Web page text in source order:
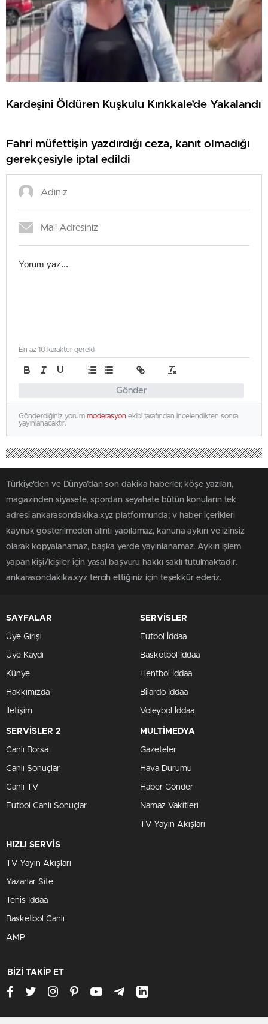
Kardeşini Öldüren Kuşkulu Kırıkkale’de Yakalandı
Fahri müfettişin yazdırdığı ceza, kanıt olmadığı
gerekçesiyle iptal edildi
Gönder
En az 10 karakter gerekli
Gönderdiğiniz yorum moderasyon ekibi tarafından incelendikten sonra
yayınlanacaktır.
Türkiye'den ve Dünya’dan son dakika haberler, köşe yazıları,
magazinden siyasete, spordan seyahate bütün konuların tek
adresi ankarasondakika.xyz platformunda; v haber içerikleri
kaynak gösterilmeden alıntı yapılamaz, kanuna aykırı ve izinsiz
olarak kopyalanamaz, başka yerde yayınlanamaz. Aykırı işlem
yapan kişi/kişiler için yasal başvuru hakkı saklı tutulmaktadır.
ankarasondakika.xyz tercih ettiğiniz için teşekkür ederiz.
SAYFALAR
Üye Girişi
Üye Kaydı
Künye
Hakkımızda
İletişim
SERVİSLER
Futbol İddaa
Basketbol İddaa
Hentbol İddaa
Bilardo İddaa
Voleybol İddaa
SERVİSLER 2
Canlı Borsa
Canlı Sonuçlar
Canlı TV
Futbol Canlı Sonuçlar
MULTİMEDYA
Gazeteler
Hava Durumu
Haber Gönder
Namaz Vakitleri
TV Yayın Akışları
HIZLI SERVİS
TV Yayın Akışları
Yazarlar Site
Tenis İddaa
Basketbol Canlı
AMP
BİZİ TAKİP ET